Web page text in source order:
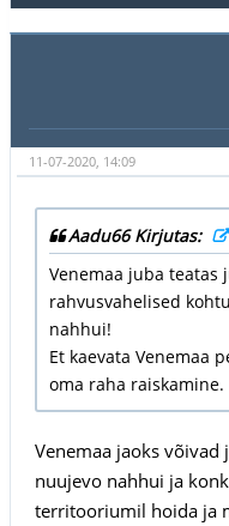
11-07-2020, 14:09
Aadu66 Kirjutas:
Venemaa juba teatas
rahvusvahelised
nahhui!
Et kaevata Venemaa
oma raha raiskamine.
Venemaa jaoks
nuujevo nahhui ja
territooriumil hoida ja